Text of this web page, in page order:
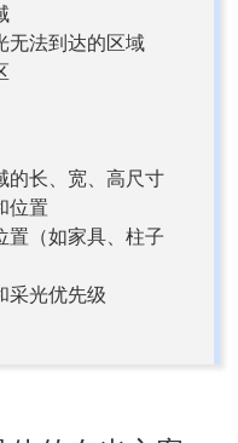
无法到达的区域
的长、宽、高尺寸
位置
置（如家具、柱子
采光优先级